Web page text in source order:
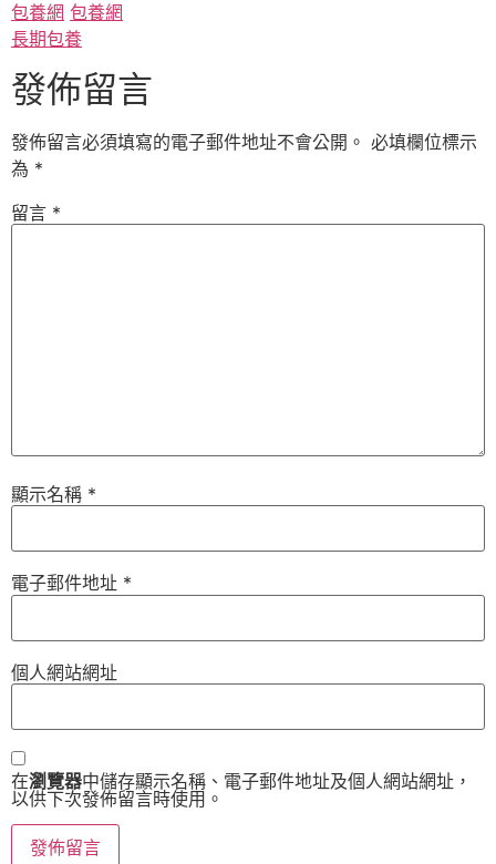
包養網 包養網
長期包養
發佈留言
發佈留言必須填寫的電子郵件地址不會公開。 必填欄位標示
為 *
留言 *
顯示名稱 *
電子郵件地址 *
個人網站網址
在瀏覽器中儲存顯示名稱、電子郵件地址及個人網站網址，
以供下次發佈留言時使用。